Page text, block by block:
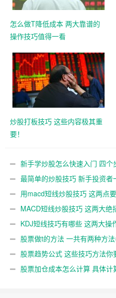
怎么做T降低成本 两大靠谱的
操作技巧值得一看
炒股打板技巧 这些内容极其重
要！
新手学炒股怎么快速入门 四个
最简单的炒股技巧 新手投资者
用macd短线炒股技巧 这两点
MACD短线炒股技巧 这两大绝
KDJ短线技巧有哪些 这两大操
股票做t的方法 一共有两种方
股票趋势公式 这些技巧方法你
股票加仓成本怎么计算 具体